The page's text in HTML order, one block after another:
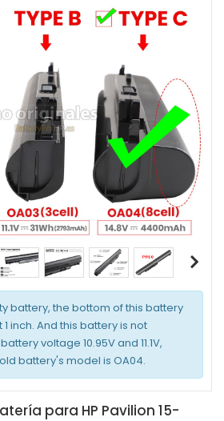
battery, the bottom of this battery
inch. And this battery is not
voltage 10.95V and 11.1V,
battery's model is OA04.
para HP Pavilion 15-